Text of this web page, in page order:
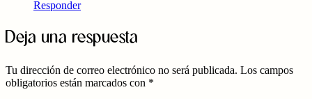
Responder
Deja una respuesta
Tu dirección de correo electrónico no será publicada. Los campos
obligatorios están marcados con *